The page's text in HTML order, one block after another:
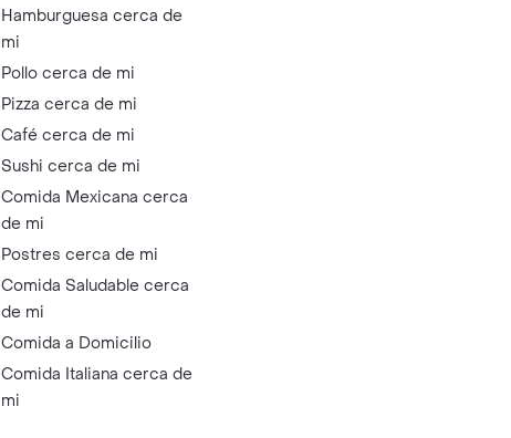
Hamburguesa cerca de
mi
Pollo cerca de mi
Pizza cerca de mi
Café cerca de mi
Sushi cerca de mi
Comida Mexicana cerca
de mi
Postres cerca de mi
Comida Saludable cerca
de mi
Comida a Domicilio
Comida Italiana cerca de
mi